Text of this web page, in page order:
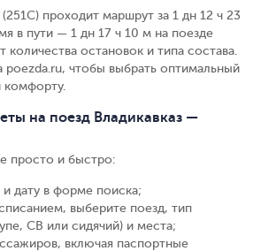
проходит маршрут за 1 дн 12 ч 23
в пути — 1 дн 17 ч 10 м на поезде
количества остановок и типа состава.
poezda.ru, чтобы выбрать оптимальный
комфорту.
на поезд Владикавказ —
просто и быстро:
дату в форме поиска;
выберите поезд, тип
СВ или сидячий) и места;
включая паспортные